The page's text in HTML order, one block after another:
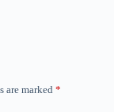
are marked *